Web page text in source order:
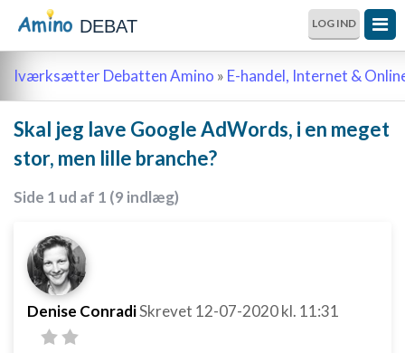
DEBAT LOG IND
Iværksætter Debatten Amino » E-handel, Internet &
Skal jeg lave Google AdWords, i en meget
stor, men lille branche?
Side 1 ud af 1 (9 indlæg)
Denise ConradiSkrevet 12-07-2020kl. 11:31